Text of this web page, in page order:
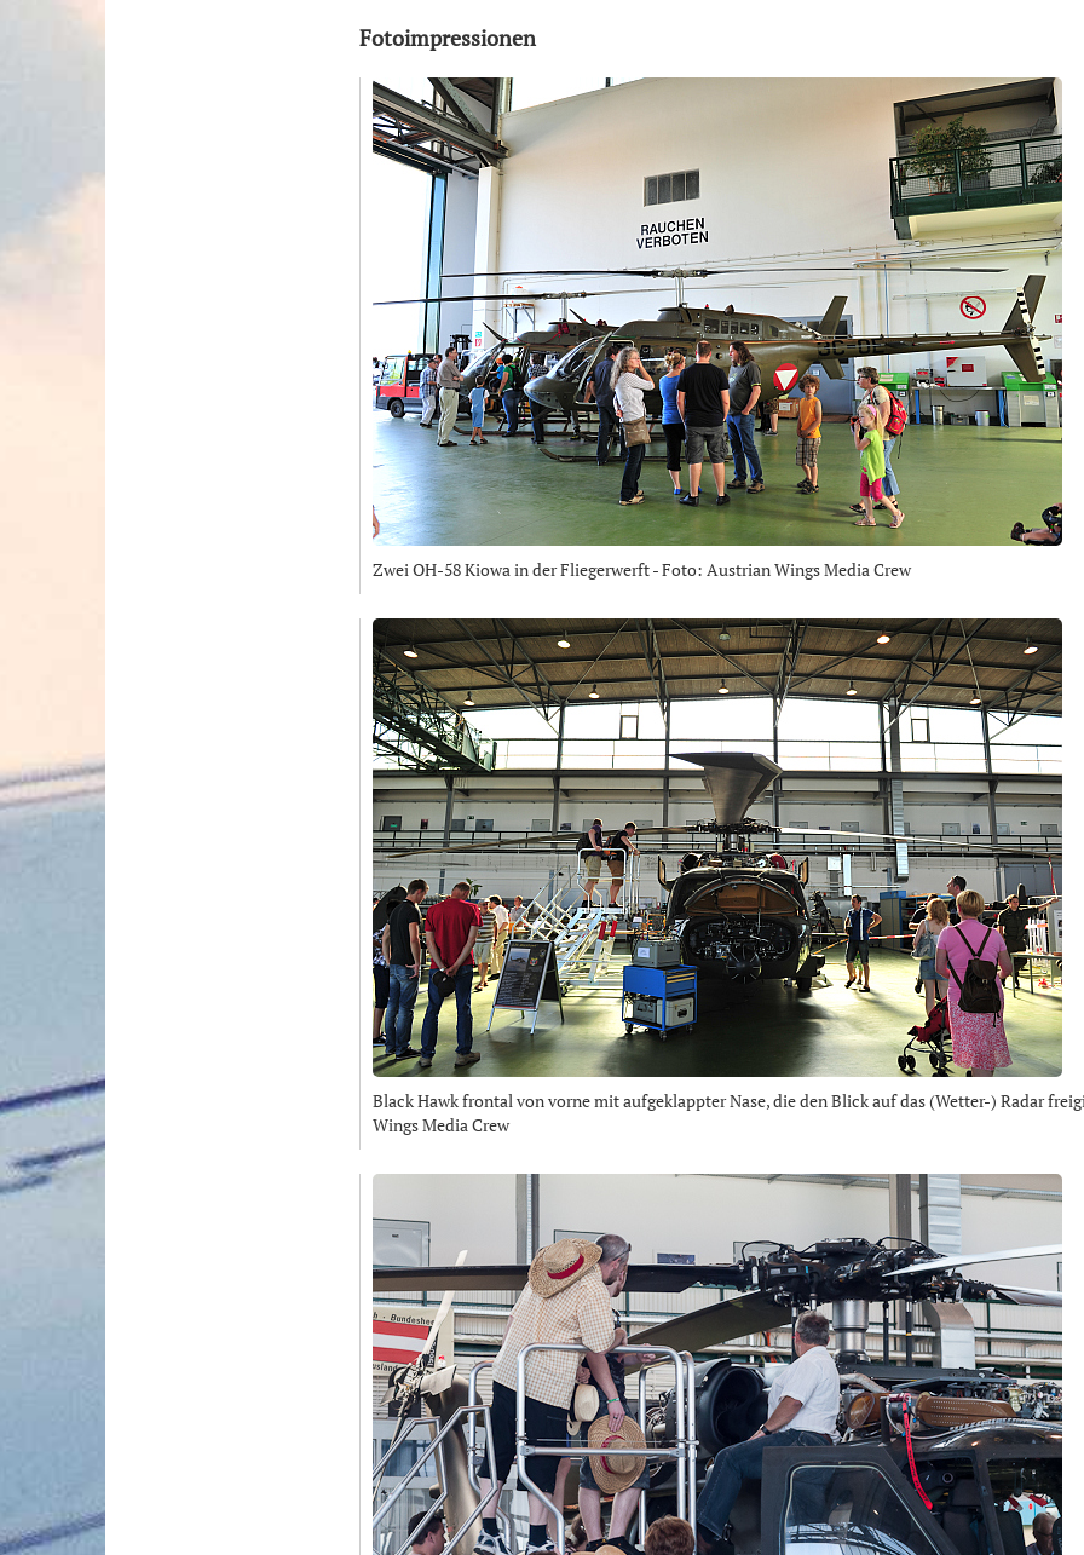
Fotoimpressionen
Zwei OH-58 Kiowa in der Fliegerwerft - Foto: Austrian Wings Media Crew
Black Hawk frontal von vorne mit aufgeklappter Nase, die den Blick auf das (Wetter-) Radar
Wings Media Crew